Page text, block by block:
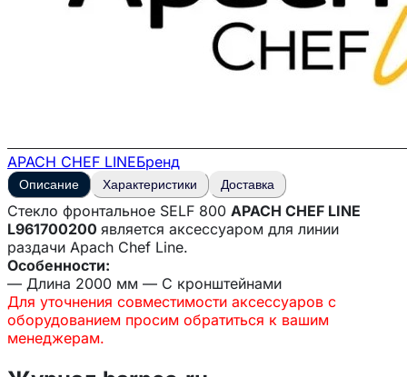
APACH CHEF LINEБренд
Описание Характеристики Доставка
Стекло фронтальное SELF 800 APACH CHEF LINE
L961700200 является аксессуаром для линии
раздачи Apach Chef Line.
Особенности:
— Длина 2000 мм — С кронштейнами
Для уточнения совместимости аксессуаров с
оборудованием просим обратиться к вашим
менеджерам.